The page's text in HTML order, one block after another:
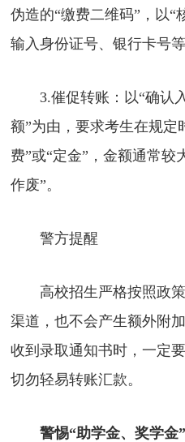
伪造的“缴费二维码”，以“
输入身份证号、银行卡号等
3.催促转账：以“确认入
额”为由，要求考生在规定
费”或“定金”，金额通常较
作废”。
警方提醒
高校招生严格按照政策
渠道，也不会产生额外附
收到录取通知书时，一定
切勿轻易转账汇款。
警惕“助学金、奖学金